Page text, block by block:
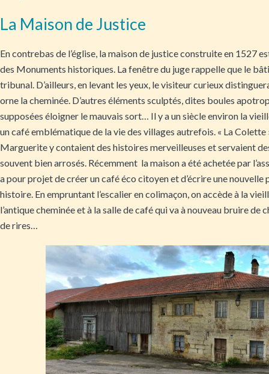
La Maison de Justice
En contrebas de l’église, la maison de justice construite en 1527
des Monuments historiques. La fenêtre du juge rappelle que le
tribunal. D’ailleurs, en levant les yeux, le visiteur curieux
orne la cheminée. D’autres éléments sculptés, dites boules
supposées éloigner le mauvais sort… Il y a un siècle environ la
un café emblématique de la vie des villages autrefois. « La Colette
Marguerite y contaient des histoires merveilleuses et servaient
souvent bien arrosés. Récemment la maison a été achetée par
a pour projet de créer un café éco citoyen et d’écrire une nouvelle
histoire. En empruntant l’escalier en colimaçon, on accède à la
l’antique cheminée et à la salle de café qui va à nouveau bruire de
de rires…